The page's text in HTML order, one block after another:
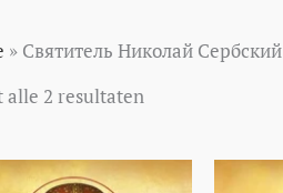
» Святитель Николай Сербский
alle 2 resultaten